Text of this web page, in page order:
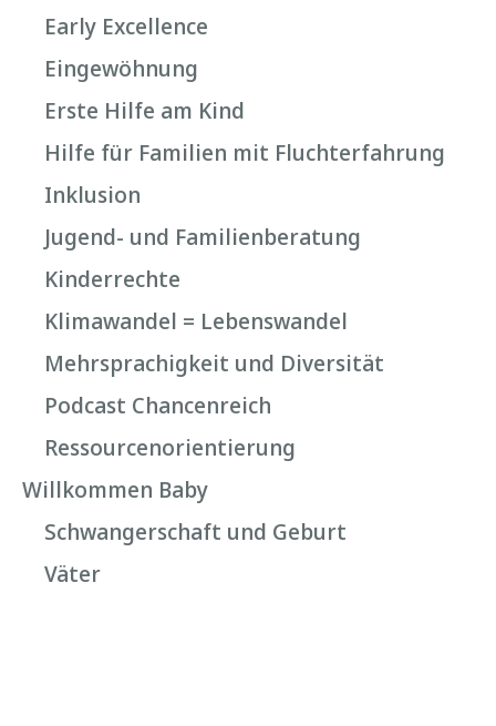
Early Excellence
Eingewöhnung
Erste Hilfe am Kind
Hilfe für Familien mit Fluchterfahrung
Inklusion
Jugend- und Familienberatung
Kinderrechte
Klimawandel = Lebenswandel
Mehrsprachigkeit und Diversität
Podcast Chancenreich
Ressourcenorientierung
Willkommen Baby
Schwangerschaft und Geburt
Väter